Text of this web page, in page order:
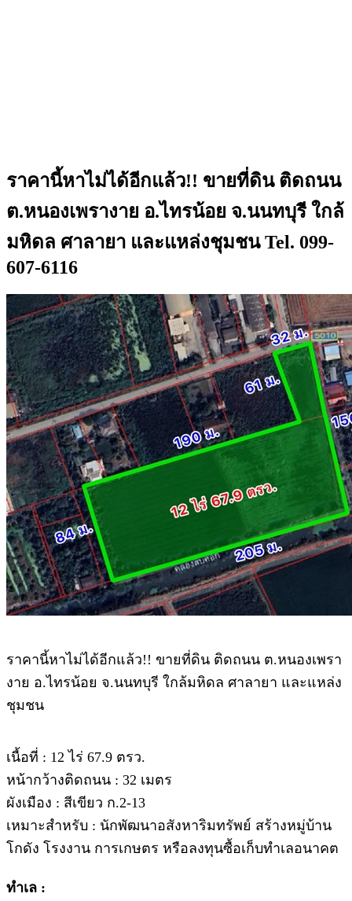
ราคานี้หาไม่ได้อีกแล้ว!! ขายที่ดิน ติดถนน
ต.หนองเพรางาย อ.ไทรน้อย จ.นนทบุรี ใกล้
มหิดล ศาลายา และแหล่งชุมชน Tel. 099-
607-6116
ราคานี้หาไม่ได้อีกแล้ว!! ขายที่ดิน ติดถนน ต.หนองเพรา
งาย อ.ไทรน้อย จ.นนทบุรี ใกล้มหิดล ศาลายา และแหล่ง
ชุมชน
เนื้อที่ : 12 ไร่ 67.9 ตรว.
หน้ากว้างติดถนน : 32 เมตร
ผังเมือง : สีเขียว ก.2-13
เหมาะสำหรับ : นักพัฒนาอสังหาริมทรัพย์ สร้างหมู่บ้าน
โกดัง โรงงาน การเกษตร หรือลงทุนซื้อเก็บทำเลอนาคต
ทำเล :